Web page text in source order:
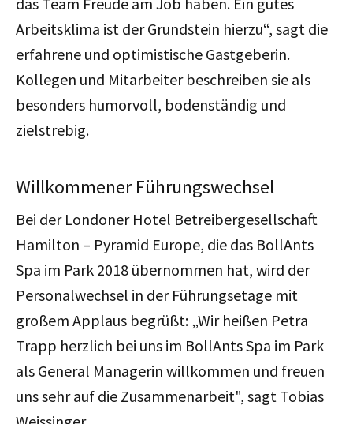
Arbeitsklima ist der Grundstein hierzu“, sagt die
erfahrene und optimistische Gastgeberin.
Kollegen und Mitarbeiter beschreiben sie als
besonders humorvoll, bodenständig und
zielstrebig.
Willkommener Führungswechsel
Bei der Londoner Hotel Betreibergesellschaft
Hamilton – Pyramid Europe, die das BollAnts
Spa im Park 2018 übernommen hat, wird der
Personalwechsel in der Führungsetage mit
großem Applaus begrüßt: „Wir heißen Petra
Trapp herzlich bei uns im BollAnts Spa im Park
als General Managerin willkommen und freuen
uns sehr auf die Zusammenarbeit", sagt Tobias